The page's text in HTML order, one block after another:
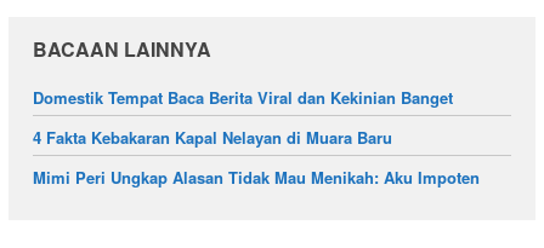
BACAAN LAINNYA
Domestik Tempat Baca Berita Viral dan Kekinian Banget
4 Fakta Kebakaran Kapal Nelayan di Muara Baru
Mimi Peri Ungkap Alasan Tidak Mau Menikah: Aku Impoten